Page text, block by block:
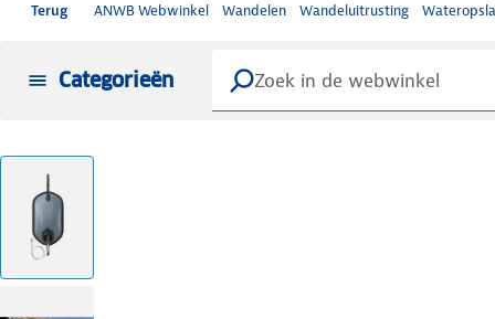
Terug ANWB Webwinkel Wandelen Wandeluitrusting
Categorieën